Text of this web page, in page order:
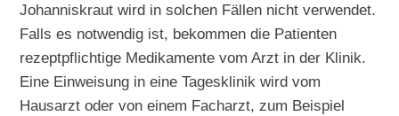
Johanniskraut wird in solchen Fällen nicht verwendet.
Falls es notwendig ist, bekommen die Patienten
rezeptpflichtige Medikamente vom Arzt in der Klinik.
Eine Einweisung in eine Tagesklinik wird vom
Hausarzt oder von einem Facharzt, zum Beispiel